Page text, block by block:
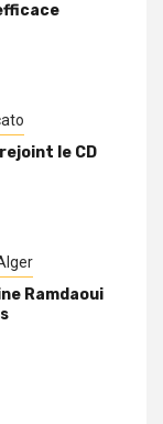
le CD
Ramdaoui